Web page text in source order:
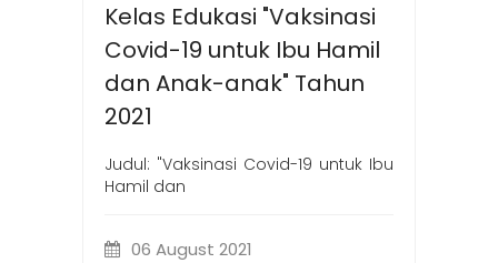
Kelas Edukasi "Vaksinasi
Covid-19 untuk Ibu Hamil
dan Anak-anak" Tahun
2021
Judul: "Vaksinasi Covid-19 untuk Ibu
Hamil dan
06 August 2021